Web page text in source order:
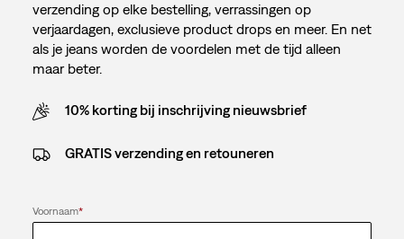
verzending op elke bestelling, verrassingen op
verjaardagen, exclusieve product drops en meer. En net
als je jeans worden de voordelen met de tijd alleen
maar beter.
10% korting bij inschrijving nieuwsbrief
GRATIS verzending en retouneren
Voornaam*